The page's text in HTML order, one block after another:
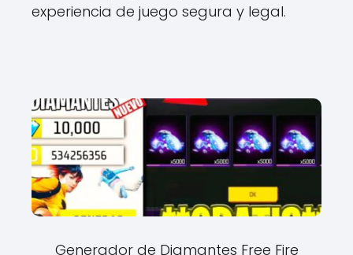
experiencia de juego segura y legal.
Generador de Diamantes Free Fire